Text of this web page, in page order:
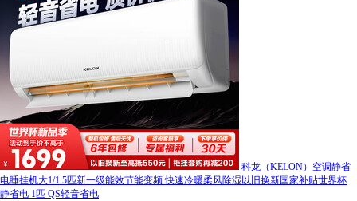
科龙（KELON）空调静省
电睡挂机大1/1.5匹新一级能效节能变频 快速冷暖柔风除湿以旧换新国家补贴世界杯
静省电 1匹 QS轻音省电